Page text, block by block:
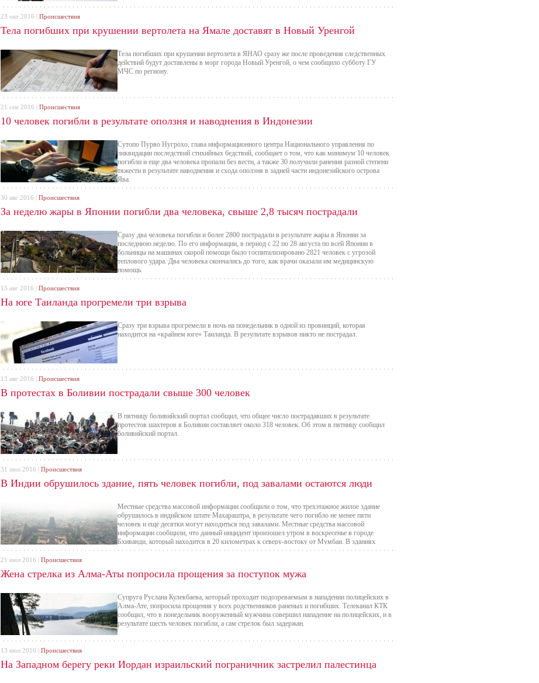
Тела погибших при крушении вертолета на Ямале доставят в Новый Уренгой
Тела погибших при крушении вертолета в ЯНАО сразу же после проведения следственных
действий будут доставлены в морг города Новый Уренгой, о чем сообщило субботу ГУ
МЧС по региону.
23 окт 2016 | Происшествия
10 человек погибли в результате оползня и наводнения в Индонезии
Сутопо Пурво Нугрохо, глава информационного центра Национального управления по
ликвидации последствий стихийных бедствий, сообщает о том, что как минимум 10 человек
погибли и еще два человека пропали без вести, а также 30 получили ранения разной степени
тяжести в результате наводнения и схода оползня в задней части индонезийского острова
Ява.
21 сен 2016 | Происшествия
За неделю жары в Японии погибли два человека, свыше 2,8 тысяч пострадали
Сразу два человека погибли и более 2800 пострадали в результате жары в Японии за
последнюю неделю. По его информации, в период с 22 по 28 августа по всей Японии в
больницы на машинах скорой помощи было госпитализировано 2821 человек с угрозой
теплового удара. Два человека скончались до того, как врачи оказали им медицинскую
помощь.
30 авг 2016 | Происшествия
На юге Таиланда прогремели три взрыва
Сразу три взрыва прогремели в ночь на понедельник в одной из провинций, которая
находится на «крайнем юге» Таиланда. В результате взрывов никто не пострадал.
15 авг 2016 | Происшествия
В протестах в Боливии пострадали свыше 300 человек
В пятницу боливийский портал сообщил, что общее число пострадавших в результате
протестов шахтеров в Боливии составляет около 318 человек. Об этом в пятницу сообщил
боливийский портал.
13 авг 2016 | Происшествия
В Индии обрушилось здание, пять человек погибли, под завалами остаются люди
Местные средства массовой информации сообщили о том, что трехэтажное жилое здание
обрушилось в индийском штате Махараштра, в результате чего погибло не менее пяти
человек и еще десятки могут находиться под завалами. Местные средства массовой
информации сообщили, что данный инцидент произошел утром в воскресенье в городе
Бхиванди, который находится в 20 километрах к северу-востоку от Мумбаи. В зданиях
проживало восемь семей и не менее 30 человек могут находиться под завалами.
31 июл 2016 | Происшествия
Жена стрелка из Алма-Аты попросила прощения за поступок мужа
Супруга Руслана Кулекбаева, который проходит подозреваемым в нападении полицейских в
Алма-Ате, попросила прощения у всех родственников раненых и погибших. Телеканал КТК
сообщил, что в понедельник вооруженный мужчина совершил нападение на полицейских, и в
результате шесть человек погибли, а сам стрелок был задержан.
21 июл 2016 | Происшествия
На Западном берегу реки Иордан израильский пограничник застрелил палестинца
13 июл 2016 | Происшествия